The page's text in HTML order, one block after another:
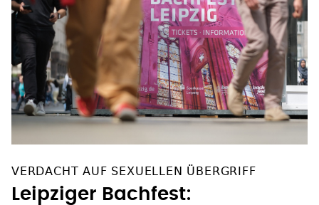
VERDACHT AUF SEXUELLEN ÜBERGRIFF
Leipziger Bachfest: